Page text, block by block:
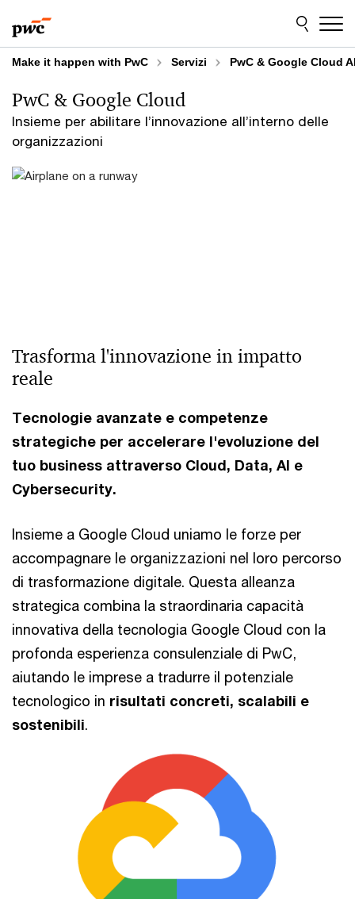
to
content
to
footer
Make it happen with PwC Servizi PwC & Google Cloud
Insieme per abilitare l’innovazione all’interno delle
organizzazioni
PwC & Google Cloud
Trasforma l'innovazione in impatto
reale
Tecnologie avanzate e competenze
strategiche per accelerare l'evoluzione del
tuo business attraverso Cloud, Data, AI e
Cybersecurity.
Insieme a Google Cloud uniamo le forze per
accompagnare le organizzazioni nel loro percorso
di trasformazione digitale. Questa alleanza
strategica combina la straordinaria capacità
innovativa della tecnologia Google Cloud con la
profonda esperienza consulenziale di PwC,
aiutando le imprese a tradurre il potenziale
tecnologico in risultati concreti, scalabili e
sostenibili.